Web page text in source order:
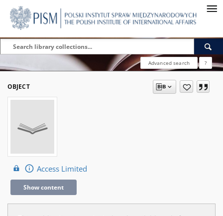
Advanced search ?
OBJECT
Access Limited
Show content